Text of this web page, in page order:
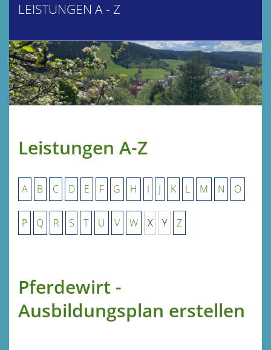
LEISTUNGEN A - Z
Leistungen A-Z
A B C D E F G H I J K L M N O
P Q R S T U V W X Y Z
Pferdewirt -
Ausbildungsplan erstellen